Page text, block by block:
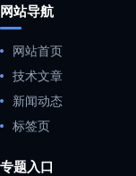
网站导航
网站首页
技术文章
新闻动态
标签页
专题入口